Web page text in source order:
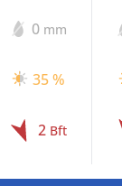
0 mm
35 %
2 Bft